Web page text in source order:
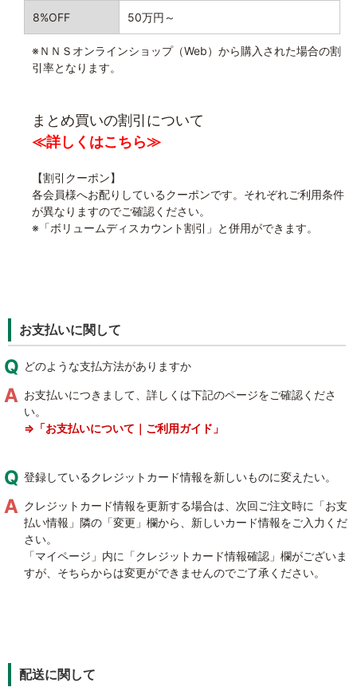
8%OFF 50万円～
※ＮＮＳオンラインショップ（Web）から購入された場合の割
引率となります。
まとめ買いの割引について
≪詳しくはこちら≫
【割引クーポン】
各会員様へお配りしているクーポンです。それぞれご利用条件
が異なりますのでご確認ください。
※「ボリュームディスカウント割引」と併用ができます。
お支払いに関して
どのような支払方法がありますか
お支払いにつきまして、詳しくは下記のページをご確認くださ
い。
⇒「お支払いについて｜ご利用ガイド」
登録しているクレジットカード情報を新しいものに変えたい。
クレジットカード情報を更新する場合は、次回ご注文時に「お支
払い情報」隣の「変更」欄から、新しいカード情報をご入力くだ
さい。
「マイページ」内に「クレジットカード情報確認」欄がございま
すが、そちらからは変更ができませんのでご了承ください。
配送に関して